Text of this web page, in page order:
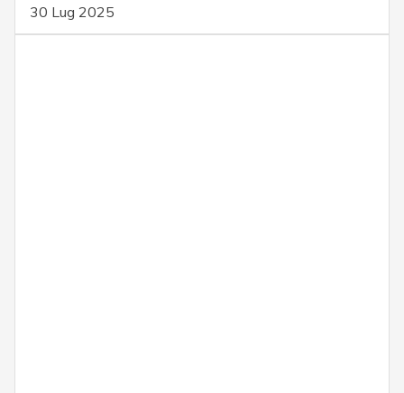
30 Lug 2025